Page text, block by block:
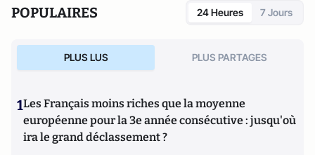
et Mantes-la-Jolie.
POPULAIRES 24 Heures 7 Jours
PLUS LUS PLUS PARTAGES
1Les Français moins riches que la moyenne
européenne pour la 3e année consécutive : jusqu'où
ira le grand déclassement ?